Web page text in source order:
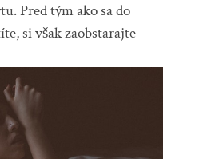
Pred tým ako sa do
si však zaobstarajte